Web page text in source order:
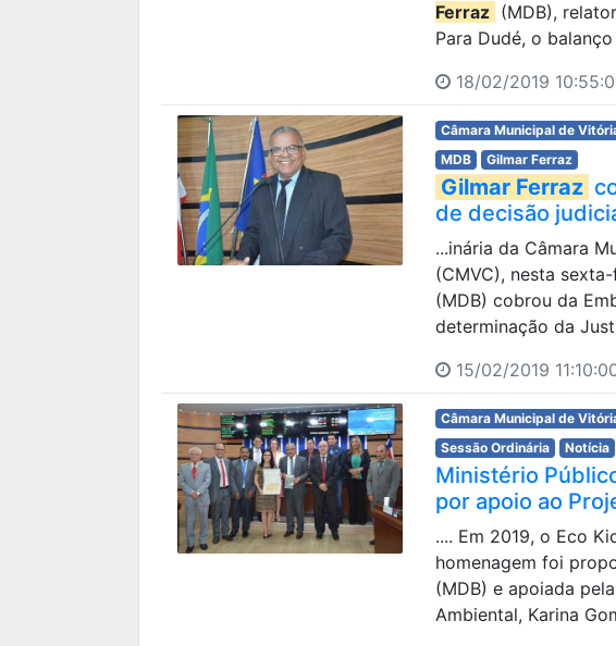
Ferraz (MDB),
Para Dudé, o
18/02/2019
Câmara Municipal de
MDB
Gilmar Ferraz
Gilmar Ferraz
de decisão
...inária da Câmara
(CMVC), nesta
(MDB) cobrou da
determinação da
15/02/2019
Câmara Municipal de
Sessão Ordinária
Notícia
Ministério
por apoio ao
.... Em 2019, o Eco
homenagem foi
(MDB) e apoiada
Ambiental, Karina